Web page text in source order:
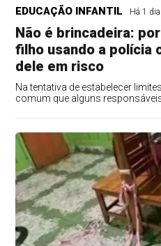
EDUCAÇÃO INFANTIL Há 1 dia
Não é brincadeira:
filho usando a polícia
dele em risco
Na tentativa de estabelecer
comum que alguns